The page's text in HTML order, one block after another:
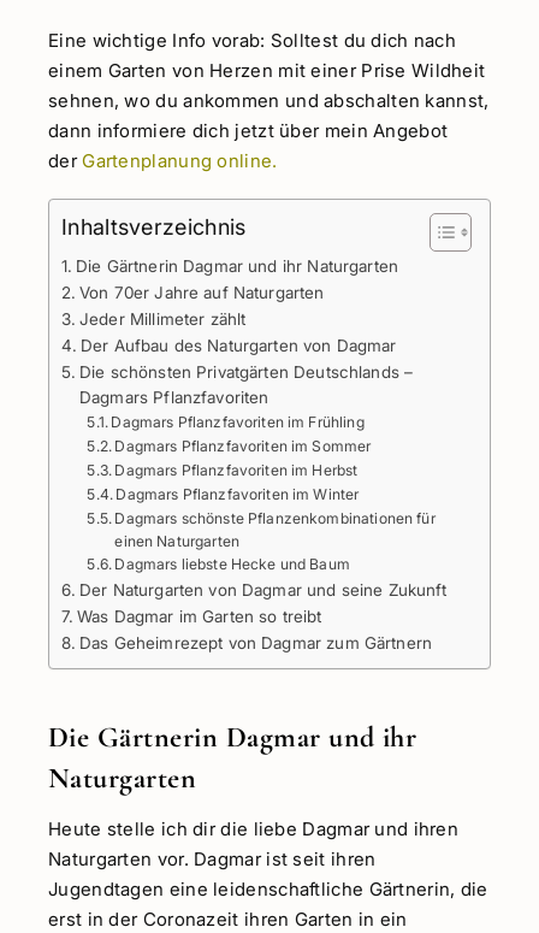
Eine wichtige Info vorab: Solltest du dich nach
einem Garten von Herzen mit einer Prise Wildheit
sehnen, wo du ankommen und abschalten kannst,
dann informiere dich jetzt über mein Angebot
derGartenplanung online.
Inhaltsverzeichnis
Die Gärtnerin Dagmar und ihr Naturgarten
Von 70er Jahre auf Naturgarten
Jeder Millimeter zählt
Der Aufbau des Naturgarten von Dagmar
Die schönsten Privatgärten Deutschlands –
Dagmars Pflanzfavoriten
Dagmars Pflanzfavoriten im Frühling
Dagmars Pflanzfavoriten im Sommer
Dagmars Pflanzfavoriten im Herbst
Dagmars Pflanzfavoriten im Winter
Dagmars schönste Pflanzenkombinationen für
einen Naturgarten
Dagmars liebste Hecke und Baum
Der Naturgarten von Dagmar und seine Zukunft
Was Dagmar im Garten so treibt
Das Geheimrezept von Dagmar zum Gärtnern
Die Gärtnerin Dagmar und ihr
Naturgarten
Heute stelle ich dir die liebe Dagmar und ihren
Naturgarten vor. Dagmar ist seit ihren
Jugendtagen eine leidenschaftliche Gärtnerin, die
erst in der Coronazeit ihren Garten in ein